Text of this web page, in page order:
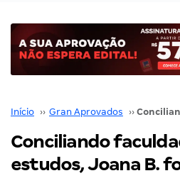
Início ›› Gran Aprovados ››
Conciliando
estudos, Joana B.